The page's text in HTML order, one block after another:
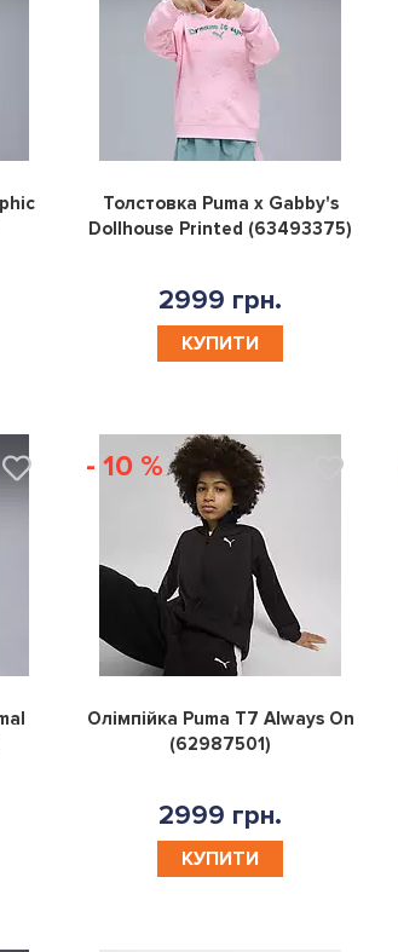
0 0
Толстовка Puma x Gabby's
Dollhouse Printed (63493375)
2999 грн.
КУПИТИ
0
- 10 %
0
Олімпійка Puma T7 Always On
(62987501)
2999 грн.
КУПИТИ